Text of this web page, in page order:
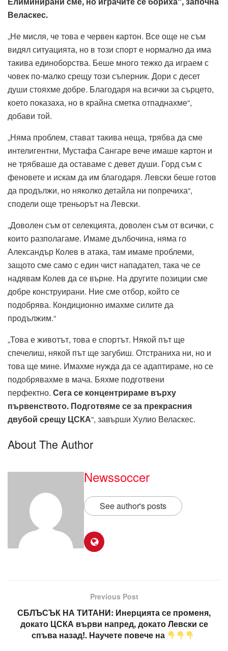
Веласкес.
„Не мисля, че това е червен картон. Все още не съм
видял ситуацията, но в този спорт е нормално да има
такива единоборства. Беше много тежко да играем с
човек по-малко срещу този съперник. Дори с десет
души стояхме добре. Благодаря на всички за сърцето,
което показаха, но в крайна сметка отпаднахме“,
добави той.
„Няма проблем, стават такива неща, трябва да сме
интелигентни, Мустафа Сангаре вече имаше картон и
не трябваше да оставаме с девет души. Горд съм с
феновете и искам да им благодаря. Левски беше готов
да продължи, но няколко детайла ни попречиха“,
сподели още треньорът на Левски.
„Доволен съм от селекцията, доволен съм от всички, с
които разполагаме. Имаме дълбочина, няма го
Александър Колев в атака, там имаме проблеми,
защото сме само с един чист нападател, така че се
надявам Колев да се върне. На другите позиции сме
добре конструирани. Ние сме отбор, който се
подобрява. Кондиционно имахме силите да
продължим.“
„Това е животът, това е спортът. Някой път ще
спечелиш, някой път ще загубиш. Отстраниха ни, но и
това ще мине. Имахме нужда да се адаптираме, но се
подобрявахме в мача. Бяхме подготвени
перфектно. Сега се концентрираме върху
първенството. Подготвяме се за прекрасния
двубой срещу ЦСКА“, завърши Хулио Веласкес.
About The Author
Newssoccer
See author's posts
Previous Post
СБЛЪСЪК НА ТИТАНИ: Инерцията се променя,
докато ЦСКА върви напред, докато Левски се
спъва назад!. Научете повече на